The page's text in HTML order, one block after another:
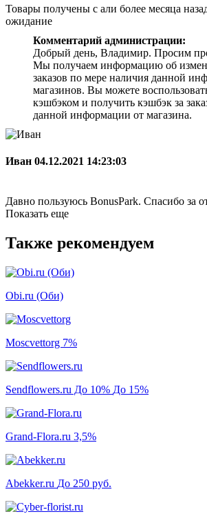
Товары получены с али более месяца
ожидание
Комментарий администрации:
Добрый день, Владимир. Просим
Мы получаем информацию об
заказов по мере наличия данной
магазинов. Вы можете
кэшбэком и получить кэшбэк за
данной информации от магазина.
Иван 04.12.2021 14:23:03
Давно пользуюсь BonusPark. Спасибо за
Показать еще
Также рекомендуем
Obi.ru (Оби)
Moscvettorg 7%
Sendflowers.ru До 10% До 15%
Grand-Flora.ru 3,5%
Abekker.ru До 250 руб.